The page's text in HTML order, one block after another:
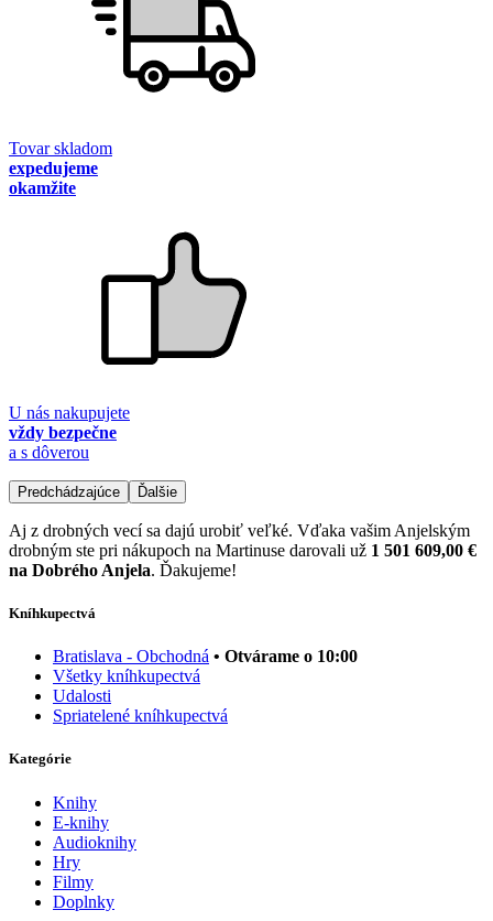
Tovar skladom
expedujeme
okamžite
U nás nakupujete
vždy bezpečne
a s dôverou
Predchádzajúce Ďalšie
Aj z drobných vecí sa dajú urobiť veľké. Vďaka vašim Anjelským
drobným ste pri nákupoch na Martinuse darovali už 1 501 609,00 €
na Dobrého Anjela. Ďakujeme!
Kníhkupectvá
Bratislava - Obchodná • Otvárame o 10:00
Všetky kníhkupectvá
Udalosti
Spriatelené kníhkupectvá
Kategórie
Knihy
E-knihy
Audioknihy
Hry
Filmy
Doplnky